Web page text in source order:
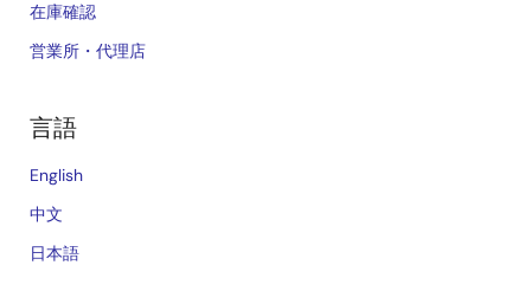
在庫確認
営業所・代理店
言語
English
中文
日本語